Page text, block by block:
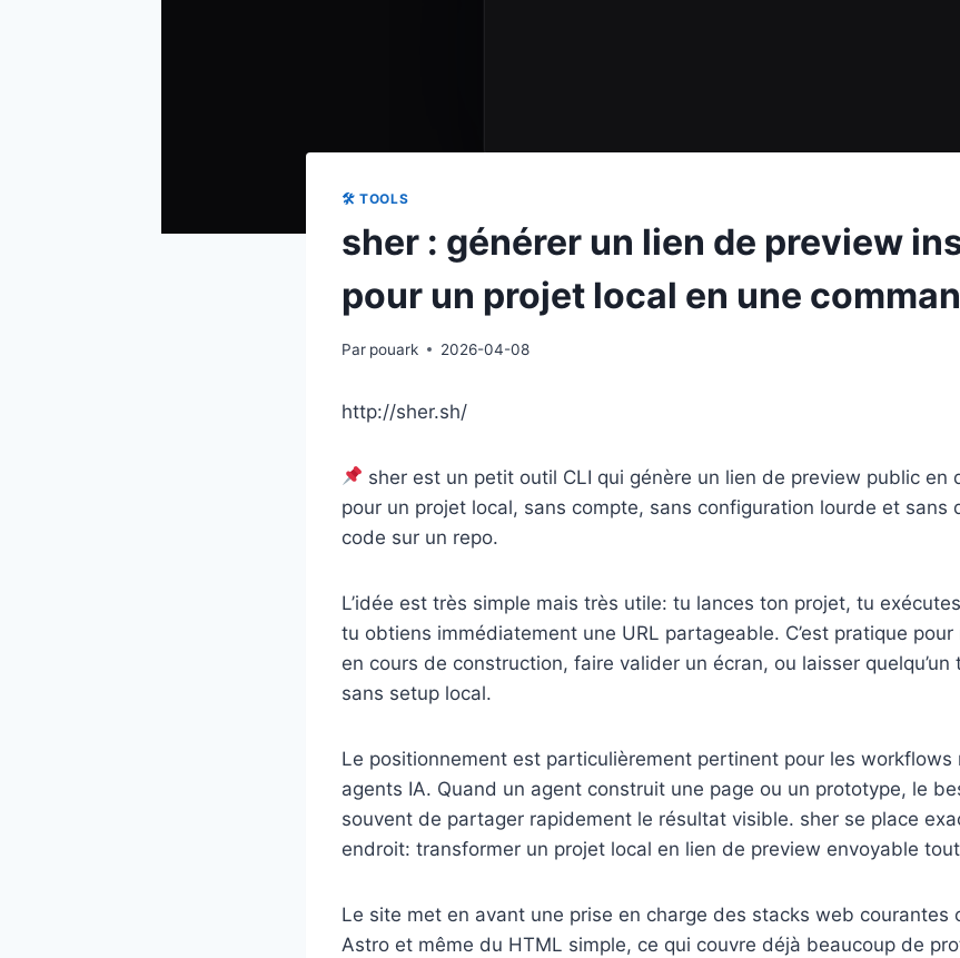
🛠 TOOLS
sher : générer un lien de preview
pour un projet local en une
Par pouark 2026-04-08
http://sher.sh/
sher est un petit outil CLI qui génère un lien de preview public en
pour un projet local, sans compte, sans configuration lourde et sans
code sur un repo.
L’idée est très simple mais très utile: tu lances ton projet, tu
tu obtiens immédiatement une URL partageable. C’est pratique
en cours de construction, faire valider un écran, ou laisser
sans setup local.
Le positionnement est particulièrement pertinent pour les workflows
agents IA. Quand un agent construit une page ou un prototype, le
souvent de partager rapidement le résultat visible. sher se place
endroit: transformer un projet local en lien de preview envoyable
Le site met en avant une prise en charge des stacks web courantes
Astro et même du HTML simple, ce qui couvre déjà beaucoup de